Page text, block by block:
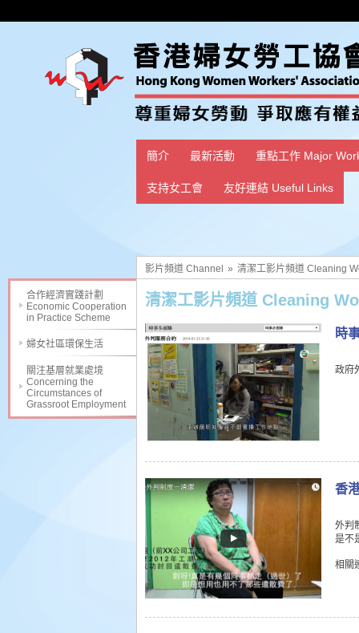
簡介 最新活動 重點工作 Major
支持女工會 友好連結 Useful Links
合作經濟實踐計劃
Economic Cooperation
in Practice Scheme
婦女社區環保生活
關注基層就業處境
Concerning the
Circumstances of
Grassroot Employment
影片頻道 Channel » 清潔工影片頻道 Cleaning
清潔工影片頻道 Cleaning
時
政府
香
外判
是不
相關